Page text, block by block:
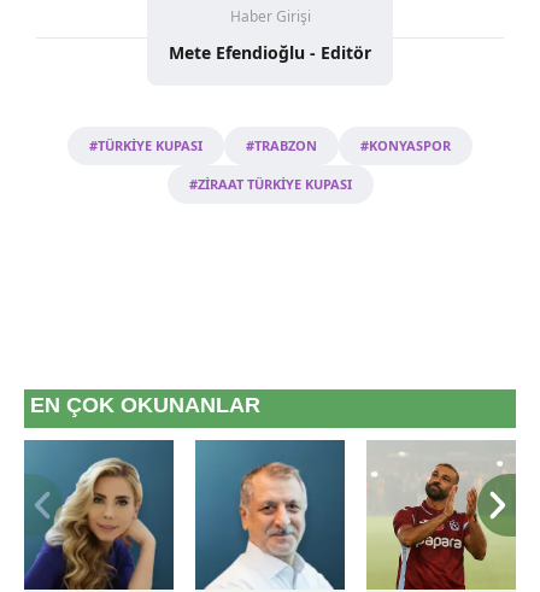
vasıtasıyla belirleyebilirsiniz. Çerezlere ilişkin detaylı bilgi
için Ayarlar butonuna tıklayabilir,Çerez Bilgilendirme
6698 sayılı Kişisel Verilerin Korunması Kanunu uyarınca
Haber Girişi
Mete Efendioğlu - Editör
#TÜRKİYE KUPASI #TRABZON #KONYASPOR
#ZİRAAT TÜRKİYE KUPASI
EN ÇOK OKUNANLAR